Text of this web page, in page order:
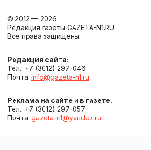
© 2012 — 2026
Редакция газеты GAZETA-N1.RU
Все права защищены.
Редакция сайта:
Тел.: +7 (3012) 297-046
Почта: info@gazeta-n1.ru
Реклама на сайте и в газете:
Тел.: +7 (3012) 297-057
Почта: gazeta-n1@yandex.ru